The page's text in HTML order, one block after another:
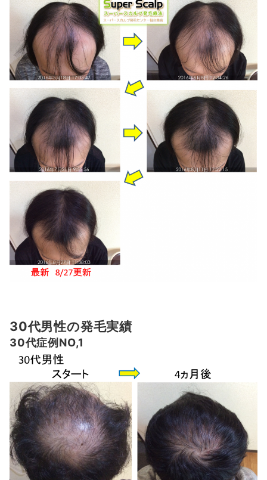
30代男性の発毛実績
30代症例NO,1